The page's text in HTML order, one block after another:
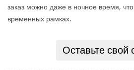
заказ можно даже в ночное время,
временных рамках.
Оставьте свой